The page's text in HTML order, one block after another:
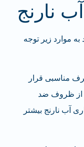
نارنج
به موارد زیر توجه
مناسبی قرار
از ظروف ضد
آب نارنج بیشتر